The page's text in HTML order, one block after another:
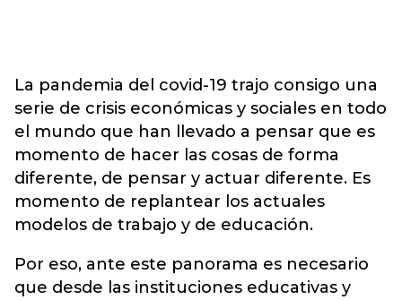
La pandemia del covid-19 trajo consigo una
serie de crisis económicas y sociales en todo
el mundo que han llevado a pensar que es
momento de hacer las cosas de forma
diferente, de pensar y actuar diferente. Es
momento de replantear los actuales
modelos de trabajo y de educación.
Por eso, ante este panorama es necesario
que desde las instituciones educativas y